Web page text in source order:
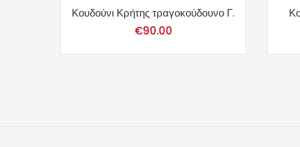
Κουδούνι Κρήτης τραγοκούδουνο Γ.
€90.00